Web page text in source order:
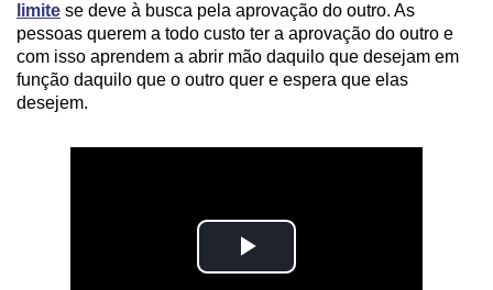
limite se deve à busca pela aprovação do outro. As
pessoas querem a todo custo ter a aprovação do outro e
com isso aprendem a abrir mão daquilo que desejam em
função daquilo que o outro quer e espera que elas
desejem.